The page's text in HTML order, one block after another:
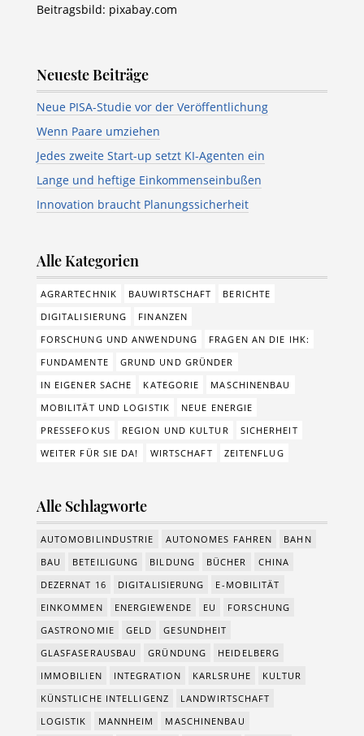
Beitragsbild: pixabay.com
Neueste Beiträge
Neue PISA-Studie vor der Veröffentlichung
Wenn Paare umziehen
Jedes zweite Start-up setzt KI-Agenten ein
Lange und heftige Einkommenseinbußen
Innovation braucht Planungssicherheit
Alle Kategorien
AGRARTECHNIK BAUWIRTSCHAFT
BERICHTE
DIGITALISIERUNG
FINANZEN
FORSCHUNG UND ANWENDUNG
FRAGEN AN DIE IHK:
FUNDAMENTE
GRUND UND GRÜNDER
IN EIGENER SACHE
KATEGORIE
MASCHINENBAU
MOBILITÄT UND LOGISTIK
NEUE ENERGIE
PRESSEFOKUS
REGION UND KULTUR
SICHERHEIT
WEITER FÜR SIE DA!
WIRTSCHAFT ZEITENFLUG
Alle Schlagworte
AUTOMOBILINDUSTRIE AUTONOMES FAHREN
BAHN
BAU
BETEILIGUNG BILDUNG BÜCHER
CHINA
DEZERNAT 16
DIGITALISIERUNG
E-MOBILITÄT
EINKOMMEN
ENERGIEWENDE EU
FORSCHUNG
GASTRONOMIE
GELD
GESUNDHEIT
GLASFASERAUSBAU
GRÜNDUNG
HEIDELBERG
IMMOBILIEN
INTEGRATION KARLSRUHE
KULTUR
KÜNSTLICHE INTELLIGENZ
LANDWIRTSCHAFT
LOGISTIK
MANNHEIM
MASCHINENBAU